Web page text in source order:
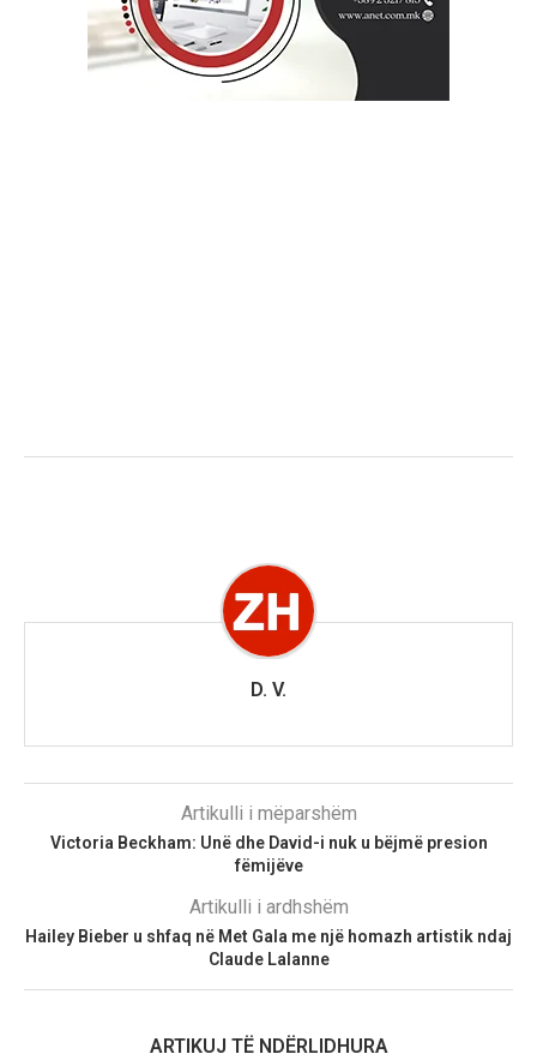
D. V.
Artikulli i mëparshëm
Victoria Beckham: Unë dhe David-i nuk u bëjmë presion
fëmijëve
Artikulli i ardhshëm
Hailey Bieber u shfaq në Met Gala me një homazh artistik ndaj
Claude Lalanne
ARTIKUJ TË NDËRLIDHURA